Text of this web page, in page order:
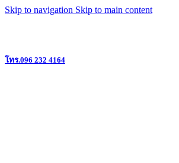
Skip to navigation Skip to main content
โทร.096 232 4164